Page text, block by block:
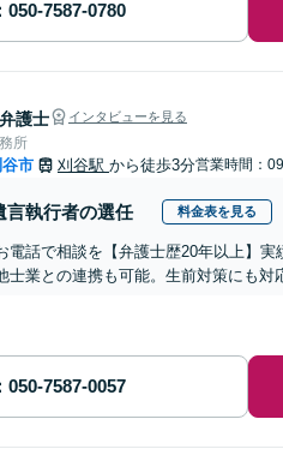
弁護士 インタビューを見る
所
市 刈谷駅 から徒歩3分営業時間：
言執行者の選任 料金表を見る
電話で相談を【弁護士歴20年以上】
士業との連携も可能。生前対策にも対